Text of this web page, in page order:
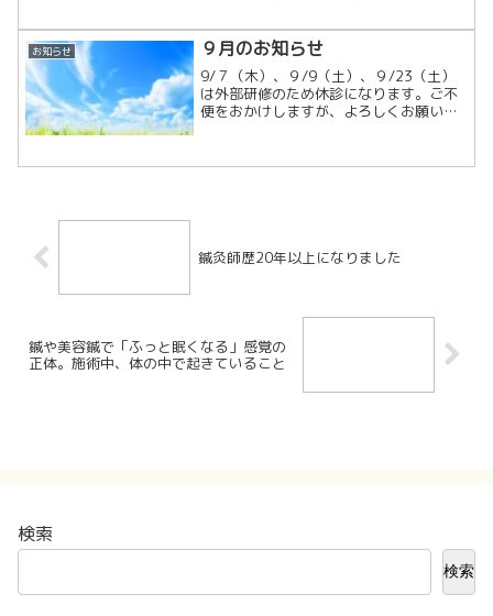
人駅」徒歩7分の慧仁治療院から、むくみ
の新しい見方をお伝えし...
お知らせ ９月のお知らせ
9/７（木）、９/9（土）、９/23（土）
は外部研修のため休診になります。ご不
便をおかけしますが、よろしくお願いい
鍼灸師歴20年以上になりました
鍼や美容鍼で「ふっと眠くなる」感覚の
正体。施術中、体の中で起きていること
検索
検索